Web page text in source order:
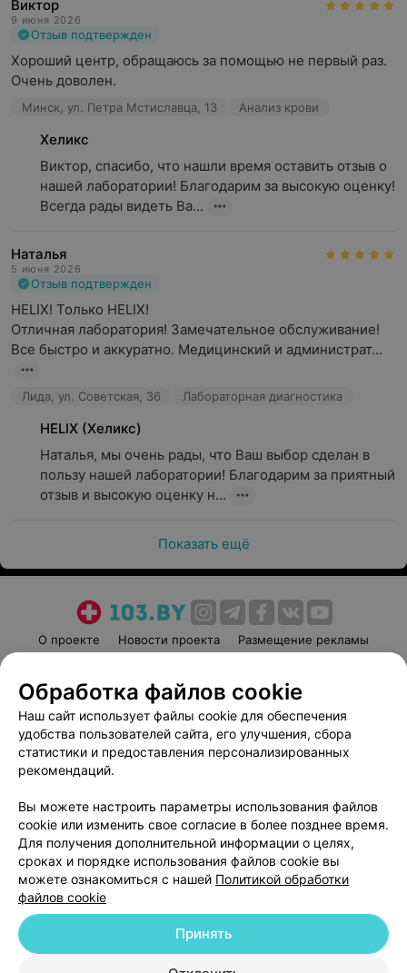
Виктор
9 июня 2026
Отзыв подтвержден
Хороший центр, обращаюсь за помощью не первый раз.
Очень доволен.
Минск, ул. Петра Мстиславца, 13 Анализ крови
Хеликс
Виктор, спасибо, что нашли время оставить отзыв о
нашей лаборатории! Благодарим за высокую оценку!
Всегда рады видеть Ва...
Наталья
5 июня 2026
Отзыв подтвержден
HELIX! Только HELIX!
Отличная лаборатория! Замечательное обслуживание!
Все быстро и аккуратно. Медицинский и администрат...
Лида, ул. Советская, 36 Лабораторная диагностика
HELIX (Хеликс)
Наталья, мы очень рады, что Ваш выбор сделан в
пользу нашей лаборатории! Благодарим за приятный
отзыв и высокую оценку н...
Показать ещё
О проекте Новости проекта
Размещение рекламы
Пользовательское соглашение
Способы оплаты
Вакансии
Партнеры
Написать руководителю 103.by
Обработка персональных данных
© 2026 ООО «Артокс Лаб», УНП 191700409
| 220012, Республика Беларусь,
Обработка файлов cookie
Наш сайт использует файлы cookie для обеспечения
удобства пользователей сайта, его улучшения, сбора
статистики и предоставления персонализированных
рекомендаций.
Вы можете настроить параметры использования файлов
cookie или изменить свое согласие в более позднее время.
Для получения дополнительной информации о целях,
сроках и порядке использования файлов cookie вы
можете ознакомиться с нашей Политикой обработки
файлов cookie
Принять